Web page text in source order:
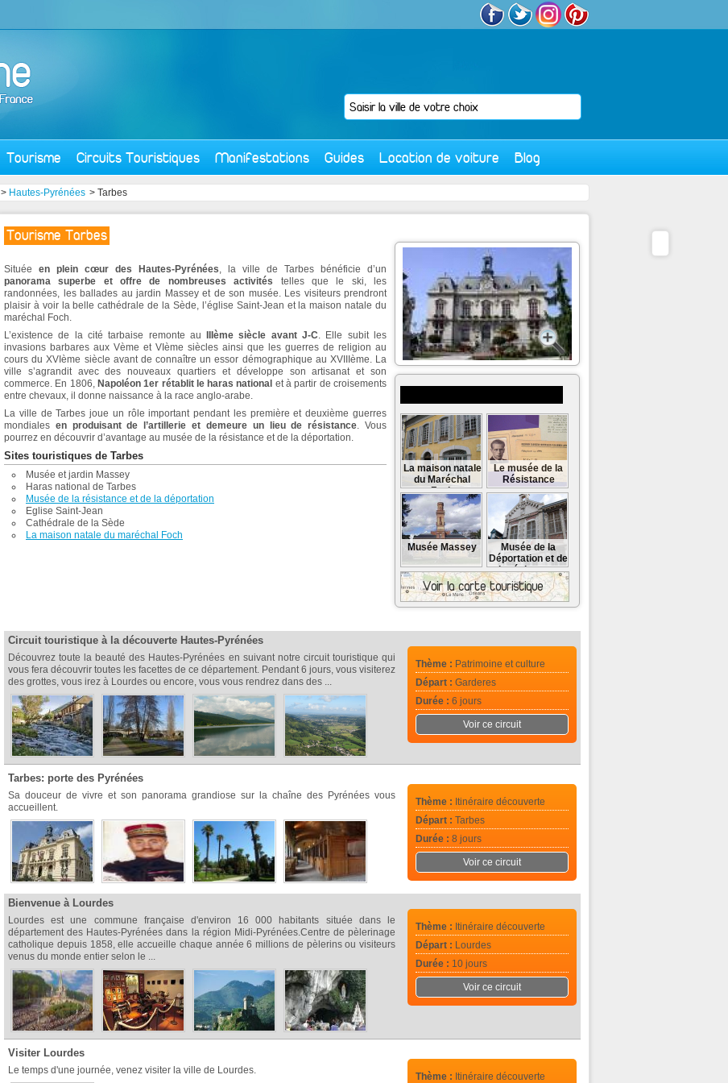
Tourisme Circuits Touristiques Manifestations Guides Location de voiture Blog
> Hautes-Pyrénées > Tarbes
Tourisme Tarbes
Située en plein cœur des Hautes-Pyrénées, la ville de Tarbes bénéficie d’un
panorama superbe et offre de nombreuses activités telles que le ski, les
randonnées, les ballades au jardin Massey et de son musée. Les visiteurs prendront
plaisir à voir la belle cathédrale de la Sède, l’église Saint-Jean et la maison natale du
maréchal Foch.
L’existence de la cité tarbaise remonte au IIIème siècle avant J-C. Elle subit les
invasions barbares aux Vème et VIème siècles ainsi que les guerres de religion au
cours du XVIème siècle avant de connaître un essor démographique au XVIIIème. La
ville s’agrandit avec des nouveaux quartiers et développe son artisanat et son
commerce. En 1806,Napoléon 1er rétablit le haras national et à partir de croisements
entre chevaux, il donne naissance à la race anglo-arabe.
La ville de Tarbes joue un rôle important pendant les première et deuxième guerres
mondiales en produisant de l’artillerie et demeure un lieu de résistance. Vous
pourrez en découvrir d’avantage au musée de la résistance et de la déportation.
Sites touristiques de Tarbes
Musée et jardin Massey
Haras national de Tarbes
Musée de la résistance et de la déportation
Eglise Saint-Jean
Cathédrale de la Sède
La maison natale du maréchal Foch
La maison natale
du Maréchal
Foch
Le musée de la
Résistance
Musée Massey
Musée de la
Déportation et de
la résistance
Circuit touristique à la découverte Hautes-Pyrénées
Thème : Patrimoine et culture
Départ : Garderes
Durée : 6 jours
Voir ce circuit
Découvrez toute la beauté des Hautes-Pyrénées en suivant notre circuit touristique qui
vous fera découvrir toutes les facettes de ce département. Pendant 6 jours, vous visiterez
des grottes, vous irez à Lourdes ou encore, vous vous rendrez dans des ...
Tarbes: porte des Pyrénées
Thème : Itinéraire découverte
Départ : Tarbes
Durée : 8 jours
Voir ce circuit
Sa douceur de vivre et son panorama grandiose sur la chaîne des Pyrénées vous
accueillent.
Bienvenue à Lourdes
Thème : Itinéraire découverte
Départ : Lourdes
Durée : 10 jours
Voir ce circuit
Lourdes est une commune française d'environ 16 000 habitants située dans le
département des Hautes-Pyrénées dans la région Midi-Pyrénées.Centre de pèlerinage
catholique depuis 1858, elle accueille chaque année 6 millions de pèlerins ou visiteurs
venus du monde entier selon le ...
Visiter Lourdes
Thème : Itinéraire découverte
Le temps d'une journée, venez visiter la ville de Lourdes.